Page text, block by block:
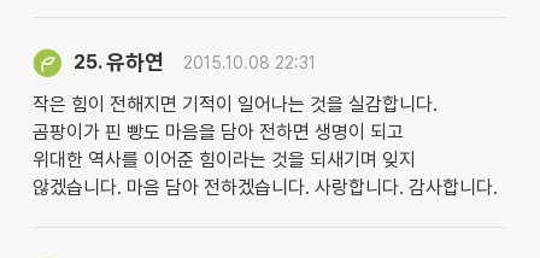
25.유하연 2015.10.08 22:31
작은 힘이 전해지면 기적이 일어나는 것을 실감합니다.
곰팡이가 핀 빵도 마음을 담아 전하면 생명이 되고
위대한 역사를 이어준 힘이라는 것을 되새기며 잊지
않겠습니다. 마음 담아 전하겠습니다. 사랑합니다. 감사합니다.